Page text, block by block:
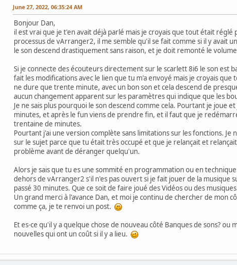
June 27, 2022, 06:35:24 AM
Bonjour Dan,
il est vrai que je t'en avait déjà parlé mais je croyais que tout était
processus de vArranger2, il me semble qu'il se fait comme si il y
le son descend drastiquement sans raison, et je doit remonté le
Si je connecte des écouteurs directement sur le scarlett 8i6 le son est
fait les modifications avec le lien que tu m'a envoyé mais je croyais
ne dure que trente minute, avec un bon son et cela descend de
aucun changement apparent sur les paramètres qui indique que les
Je ne sais plus pourquoi le son descend comme cela. Pourtant je
minutes, et après le fun viens de prendre fin, et il faut que je
trentaine de minutes.
Pourtant j'ai une version complète sans limitations sur les fonctions.
sur le sujet parce que tu était très occupé et que je relançait et
problème avant de déranger quelqu'un.
Alors je sais que tu es une sommité en programmation ou en
dehors de vArranger2 s'il n'es pas ouvert si je fait jouer de la musique
passé 30 minutes. Que ce soit de faire joué des Vidéos ou des
Un grand merci à l'avance Dan, et moi je continu de chercher de mon
comme ça, je te renvoi un post.
Et es-ce qu'il y a quelque chose de nouveau côté Banques de sons?
nouvelles qui ont un coût si il y a lieu.